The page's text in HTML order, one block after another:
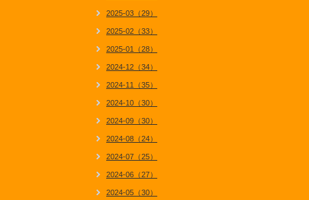
2025-03（29）
2025-02（33）
2025-01（28）
2024-12（34）
2024-11（35）
2024-10（30）
2024-09（30）
2024-08（24）
2024-07（25）
2024-06（27）
2024-05（30）